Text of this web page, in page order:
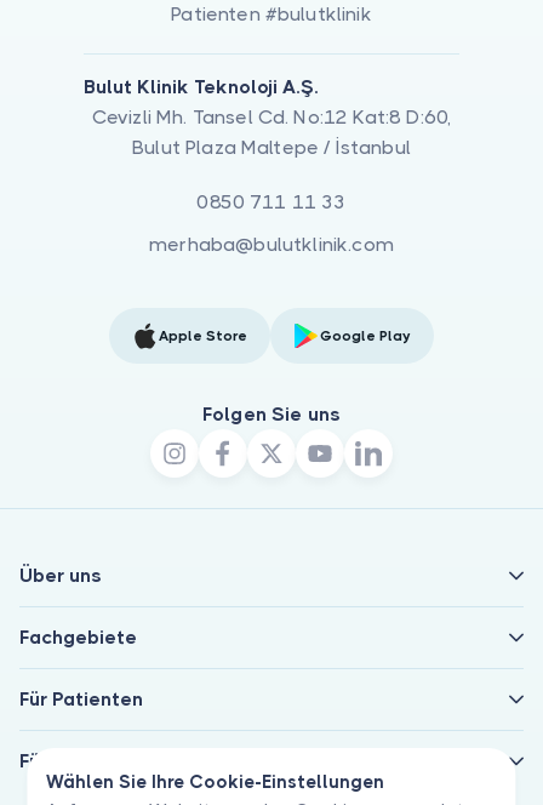
Wählen Sie Ihre Cookie-Einstellungen
Patienten #bulutklinik
Bulut Klinik Teknoloji A.Ş.
Cevizli Mh. Tansel Cd. No:12 Kat:8 D:60,
Bulut Plaza Maltepe / İstanbul
0850 711 11 33
merhaba@bulutklinik.com
Apple Store Google Play
Folgen Sie uns
Über uns
Fachgebiete
Für Patienten
Für Ärzte